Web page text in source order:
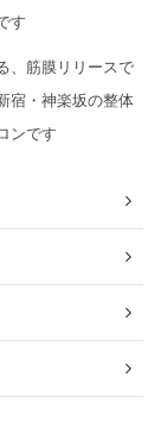
す
、筋膜リリースで
宿・神楽坂の整体
ンです